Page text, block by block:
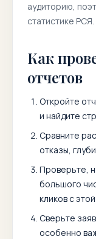
аудиторию,
статистике РСЯ.
Как
отчетов
Откройте
и найдите
Сравните
отказы,
Проверьте,
большого
кликов с
Сверьте
особенно